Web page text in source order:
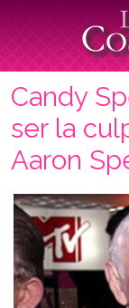
Candy
ser la
Aaron